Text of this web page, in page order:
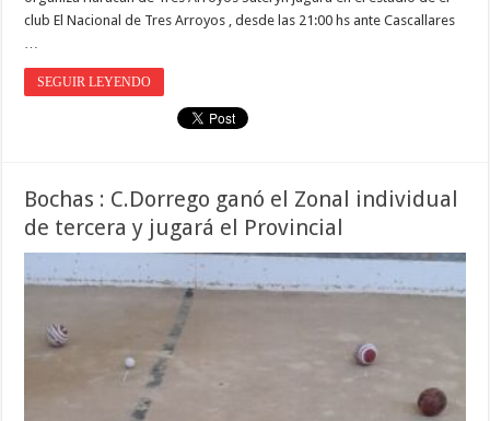
club El Nacional de Tres Arroyos , desde las 21:00 hs ante Cascallares
…
SEGUIR LEYENDO
Bochas : C.Dorrego ganó el Zonal individual
de tercera y jugará el Provincial